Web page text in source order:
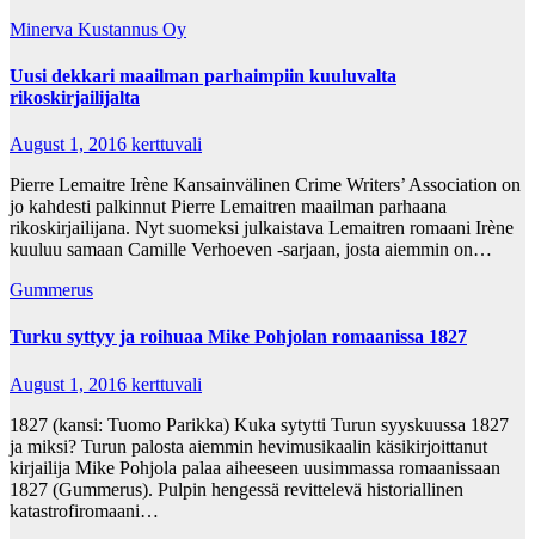
Minerva Kustannus Oy
Uusi dekkari maailman parhaimpiin kuuluvalta
rikoskirjailijalta
August 1, 2016 kerttuvali
Pierre Lemaitre Irène Kansainvälinen Crime Writers’ Association on
jo kahdesti palkinnut Pierre Lemaitren maailman parhaana
rikoskirjailijana. Nyt suomeksi julkaistava Lemaitren romaani Irène
kuuluu samaan Camille Verhoeven -sarjaan, josta aiemmin on…
Gummerus
Turku syttyy ja roihuaa Mike Pohjolan romaanissa 1827
August 1, 2016 kerttuvali
1827 (kansi: Tuomo Parikka) Kuka sytytti Turun syyskuussa 1827
ja miksi? Turun palosta aiemmin hevimusikaalin käsikirjoittanut
kirjailija Mike Pohjola palaa aiheeseen uusimmassa romaanissaan
1827 (Gummerus). Pulpin hengessä revittelevä historiallinen
katastrofiromaani…